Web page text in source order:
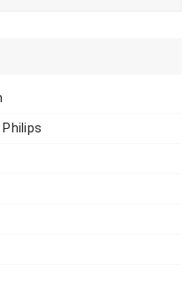
phẩm
(chi tiết đặt tên theo
60W, 70W, 80W...